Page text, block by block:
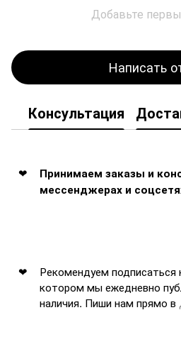
Добавьте
Написать
Консультация
Принимаем заказы и
мессенджерах и
Рекомендуем подписаться
котором мы ежедневно
наличия. Пиши нам прямо в